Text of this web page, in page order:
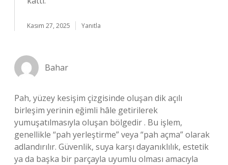
Kasım 27, 2025 Yanıtla
Bahar
Pah, yüzey kesişim çizgisinde oluşan dik açılı
birleşim yerinin eğimli hâle getirilerek
yumuşatılmasıyla oluşan bölgedir . Bu işlem,
genellikle “pah yerleştirme” veya “pah açma” olarak
adlandırılır. Güvenlik, suya karşı dayanıklılık, estetik
ya da başka bir parçayla uyumlu olması amacıyla